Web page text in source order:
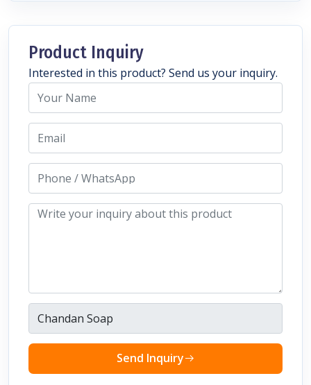
Product Inquiry
Interested in this product? Send us your inquiry.
Send Inquiry